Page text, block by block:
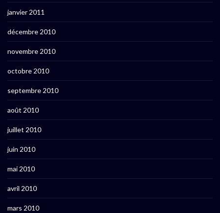
janvier 2011
décembre 2010
novembre 2010
octobre 2010
septembre 2010
août 2010
juillet 2010
juin 2010
mai 2010
avril 2010
mars 2010